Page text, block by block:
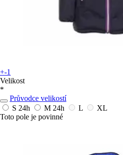
+-1
Velikost
*
Průvodce velikostí
S 24h M 24h L
XL
Toto pole je povinné